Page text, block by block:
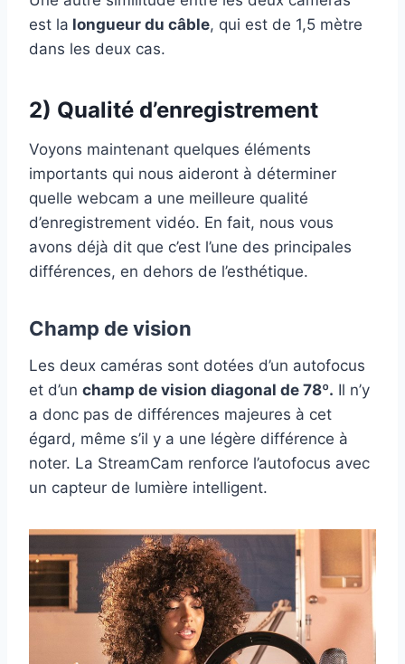
est la longueur du câble, qui est de 1,5 mètre
dans les deux cas.
2) Qualité d’enregistrement
Voyons maintenant quelques éléments
importants qui nous aideront à déterminer
quelle webcam a une meilleure qualité
d’enregistrement vidéo. En fait, nous vous
avons déjà dit que c’est l’une des principales
différences, en dehors de l’esthétique.
Champ de vision
Les deux caméras sont dotées d’un autofocus
et d’un champ de vision diagonal de 78º. Il n’y
a donc pas de différences majeures à cet
égard, même s’il y a une légère différence à
noter. La StreamCam renforce l’autofocus avec
un capteur de lumière intelligent.